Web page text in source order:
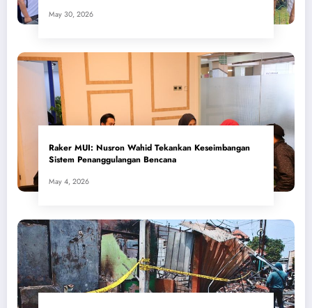
May 30, 2026
​Raker MUI: Nusron Wahid Tekankan Keseimbangan
Sistem Penanggulangan Bencana
May 4, 2026